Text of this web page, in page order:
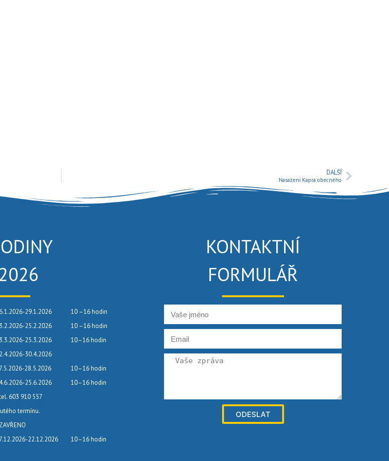
DALŠÍ
Nasazení Kapra obecného
6.1.2026-29.1.2026
10 –16 hodin
3.2.2026-25.2.2026
10 –16 hodin
3.3.2026-25.3.2026
10–16 hodin
2.4.2026-30.4.2026
7.5.2026-28.5.2026
10–16 hodin
4.6.2026-25.6.2026
10–16 hodin
603 910 557
termínu.
ZAVŘENO
7.12.2026-22.12.2026 10–16 hodin
KONTAKTNÍ
FORMULÁŘ
ODESLAT